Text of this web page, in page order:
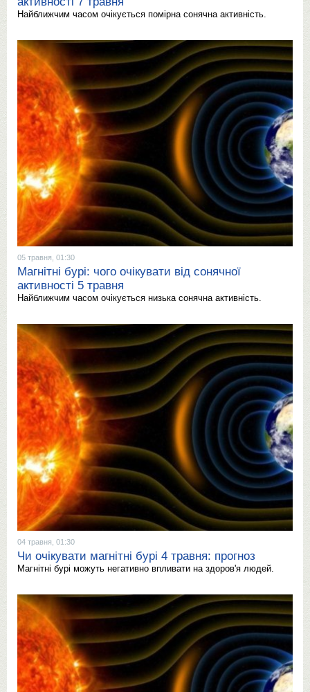
Найближчим часом очікується помірна сонячна активність.
05 травня, 01:30
Магнітні бурі: чого очікувати від сонячної
активності 5 травня
Найближчим часом очікується низька сонячна активність.
04 травня, 01:30
Чи очікувати магнітні бурі 4 травня: прогноз
Магнітні бурі можуть негативно впливати на здоров'я людей.